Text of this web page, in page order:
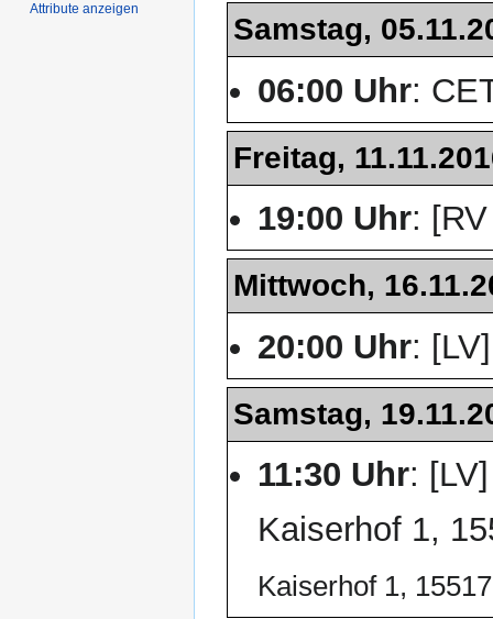
Samstag,
06:00 Uhr:
Freitag,
19:00 Uhr:
Mittwoch,
20:00 Uhr:
Samstag,
11:30 Uhr:
Kaiserhof 1,
Kaiserhof 1,
Attribute anzeigen